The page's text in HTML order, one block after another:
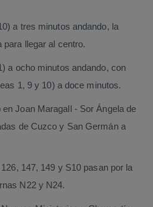
a tres minutos andando, la
llegar al centro.
a ocho minutos andando, con
1, 9 y 10) a doce minutos.
Joan Maragall - Sor Ángela de
de Cuzco y San Germán a
147, 149 y S10 pasan por la
N22 y N24.